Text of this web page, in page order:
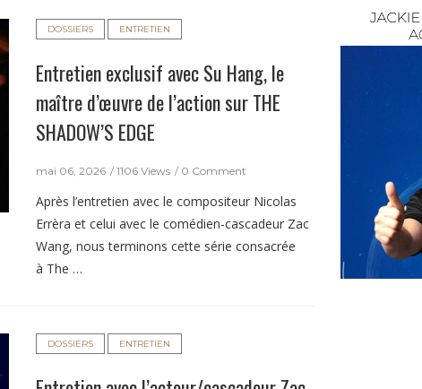
DOSSIERS ENTRETIEN
Entretien exclusif avec Su Hang, le
maître d’œuvre de l’action sur THE
SHADOW’S EDGE
mai 06, 2026 1106 Views 0 Comment
Après l’entretien avec le compositeur Nicolas
Errèra et celui avec le comédien-cascadeur Zac
Wang, nous terminons cette série consacrée
à The …
DOSSIERS ENTRETIEN